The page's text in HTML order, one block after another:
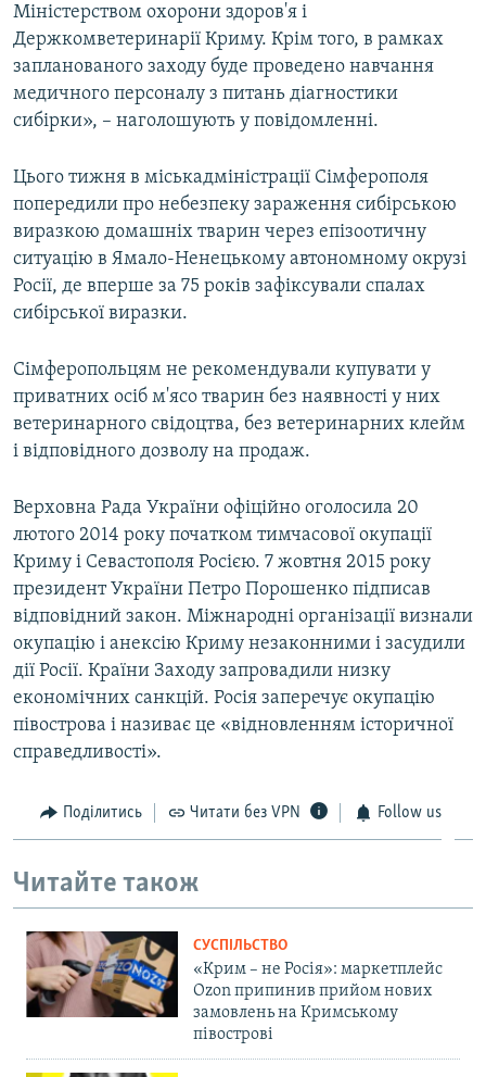
ІНФОГРАФІКА
ДОЛУЧАЙСЯ!
Усі сайти RFE/RL
Міністерством охорони здоров'я і
Держкомветеринарії Криму. Крім того, в рамках
запланованого заходу буде проведено навчання
медичного персоналу з питань діагностики
сибірки», – наголошують у повідомленні.
Цього тижня в міськадміністрації Сімферополя
попередили про небезпеку зараження сибірською
виразкою домашніх тварин через епізоотичну
ситуацію в Ямало-Ненецькому автономному окрузі
Росії, де вперше за 75 років зафіксували спалах
сибірської виразки.
Сімферопольцям не рекомендували купувати у
приватних осіб м'ясо тварин без наявності у них
ветеринарного свідоцтва, без ветеринарних клейм
і відповідного дозволу на продаж.
Верховна Рада України офіційно оголосила 20
лютого 2014 року початком тимчасової окупації
Криму і Севастополя Росією. 7 жовтня 2015 року
президент України Петро Порошенко підписав
відповідний закон. Міжнародні організації визнали
окупацію і анексію Криму незаконними і засудили
дії Росії. Країни Заходу запровадили низку
економічних санкцій. Росія заперечує окупацію
півострова і називає це «відновленням історичної
справедливості».
Поділитись Читати без VPN Follow us
Читайте також
СУСПІЛЬСТВО
«Крим – не Росія»: маркетплейс
Ozon припинив прийом нових
замовлень на Кримському
півострові